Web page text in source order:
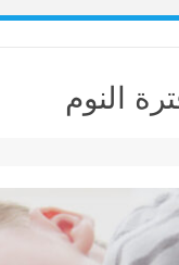
النوم